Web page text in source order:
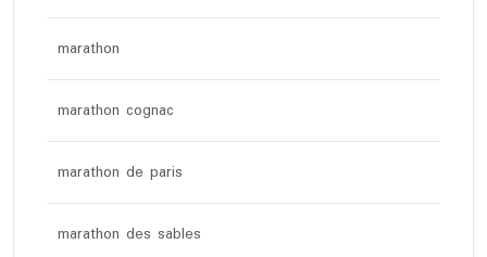
marathon
marathon cognac
marathon de paris
marathon des sables